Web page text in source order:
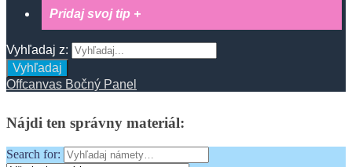
Pridaj svoj tip +
Vyhľadaj z:
Vyhľadaj
Offcanvas Bočný Panel
Nájdi ten správny materiál:
Search for: